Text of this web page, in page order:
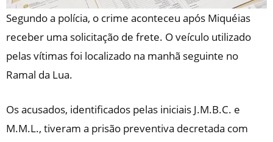
Segundo a polícia, o crime aconteceu após Miquéias
receber uma solicitação de frete. O veículo utilizado
pelas vítimas foi localizado na manhã seguinte no
Ramal da Lua.
Os acusados, identificados pelas iniciais J.M.B.C. e
M.M.L., tiveram a prisão preventiva decretada com